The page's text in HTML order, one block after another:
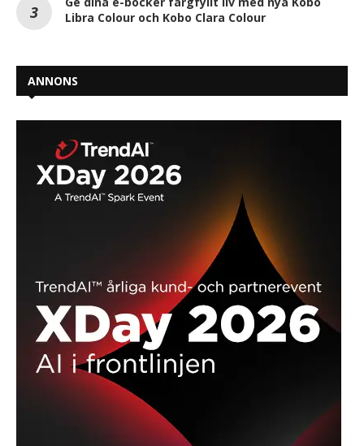
Libra Colour och Kobo Clara Colour
ANNONS